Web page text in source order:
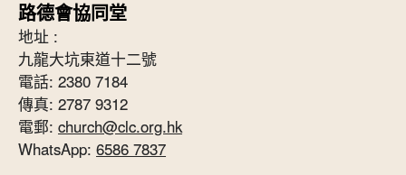
路德會協同堂
地址 :
九龍大坑東道十二號
電話: 2380 7184
傳真: 2787 9312
電郵: church@clc.org.hk
WhatsApp: 6586 7837